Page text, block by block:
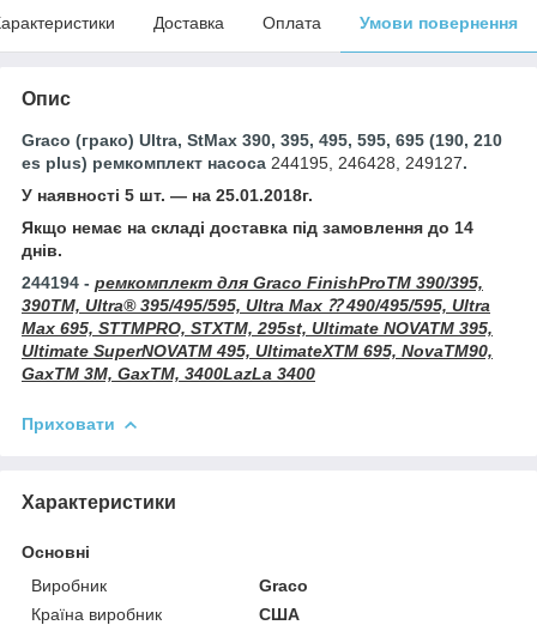
Доставка Оплата Умови повернення
Опис
Graco (грако) Ultra, StMax 390, 395, 495, 595, 695 (190, 210
es plus) ремкомплект насоса 244195, 246428, 249127.
У наявності 5 шт. — на 25.01.2018г.
Якщо немає на складі доставка під замовлення до 14
днів.
244194 - ремкомплект для Graco FinishProTM 390/395,
390TM, Ultra® 395/495/595, Ultra Max ⁇ 490/495/595, Ultra
Max 695, STTMPRO, STXTM, 295st, Ultimate NOVATM 395,
Ultimate SuperNOVATM 495, UltimateXTM 695, NovaTM90,
GaxTM 3M, GaxTM, 3400LazLa 3400
Приховати
Характеристики
Основні
Виробник
Graco
Країна виробник
США